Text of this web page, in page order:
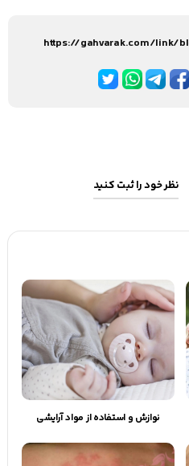
https://gahvarak.com/link/
نظر خود را ثبت کنید
نوازش و استفاده از مواد آرایشی